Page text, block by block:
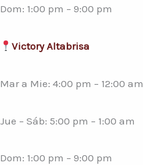
Dom: 1:00 pm – 9:00 pm
Victory Altabrisa
Mar a Mie: 4:00 pm – 12:00 am
Jue – Sáb: 5:00 pm – 1:00 am
Dom: 1:00 pm – 9:00 pm